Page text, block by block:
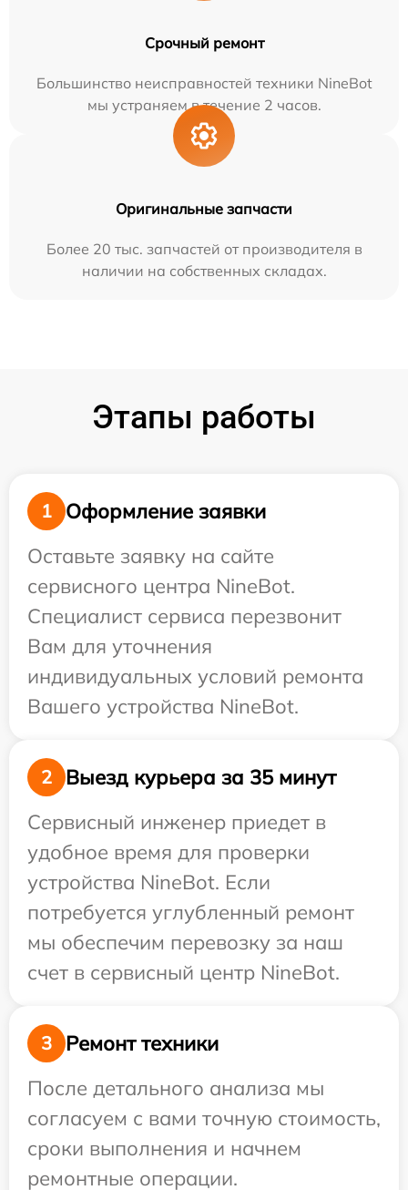
Срочный ремонт
Большинство неисправностей техники NineBot
мы устраняем в течение 2 часов.
Оригинальные запчасти
Более 20 тыс. запчастей от производителя в
наличии на собственных складах.
Этапы работы
1
Оформление заявки
Оставьте заявку на сайте
сервисного центра NineBot.
Специалист сервиса перезвонит
Вам для уточнения
индивидуальных условий ремонта
Вашего устройства NineBot.
2
Выезд курьера за 35 минут
Сервисный инженер приедет в
удобное время для проверки
устройства NineBot. Если
потребуется углубленный ремонт
мы обеспечим перевозку за наш
счет в сервисный центр NineBot.
3
Ремонт техники
После детального анализа мы
согласуем с вами точную стоимость,
сроки выполнения и начнем
ремонтные операции.